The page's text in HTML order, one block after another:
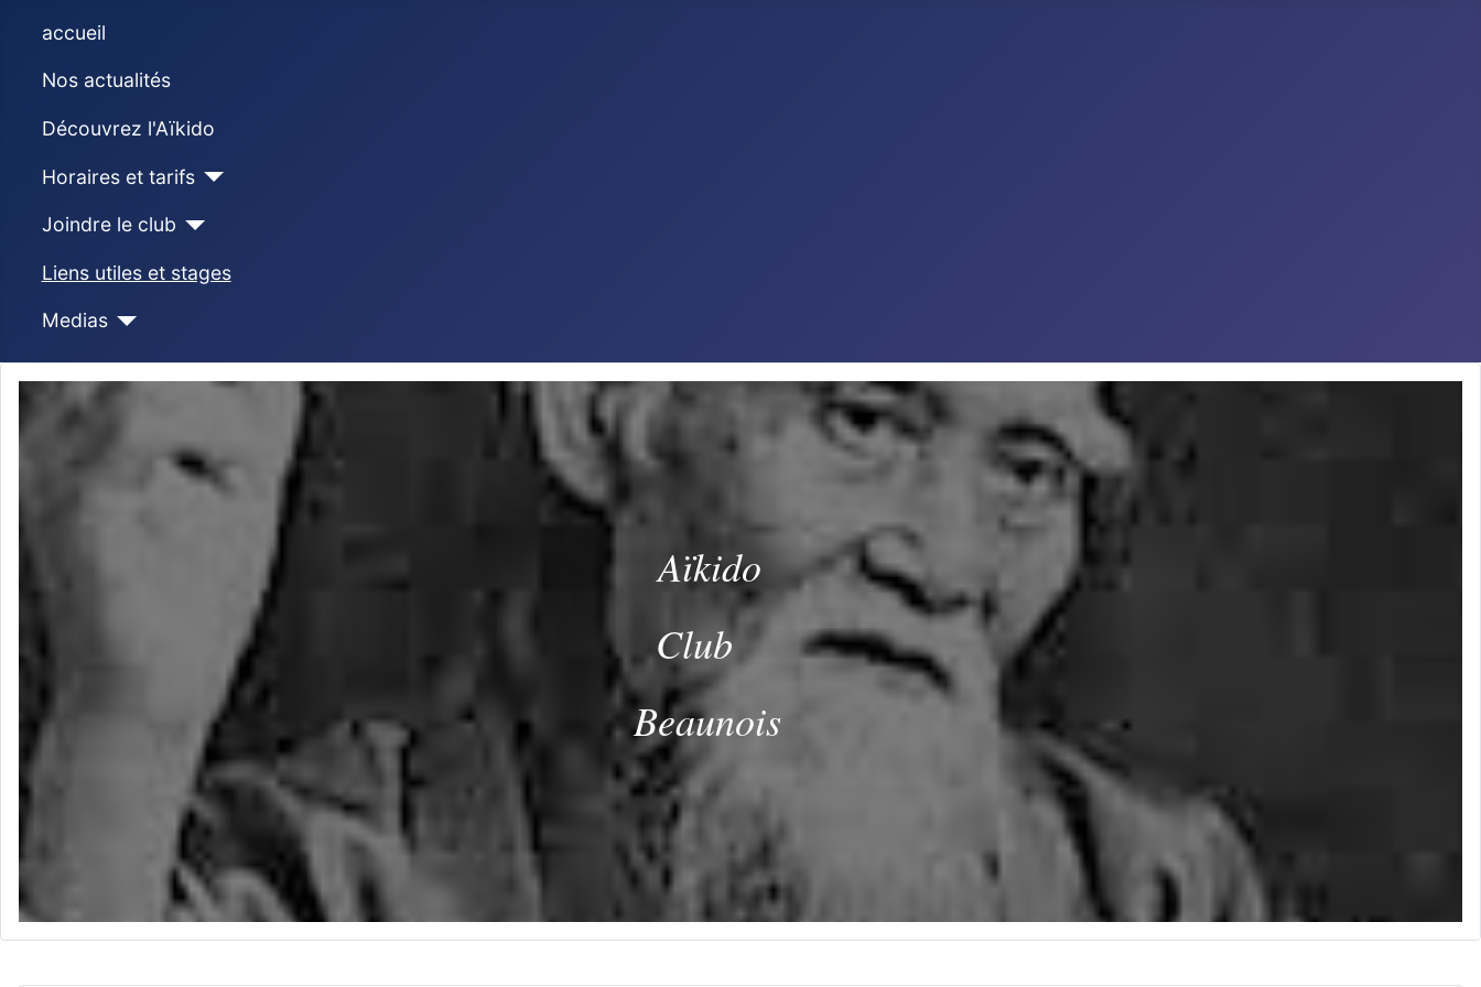
accueil
Nos actualités
Découvrez l'Aïkido
Horaires et tarifs
Joindre le club
Liens utiles et stages
Medias
Aïkido
Club
Beaunois